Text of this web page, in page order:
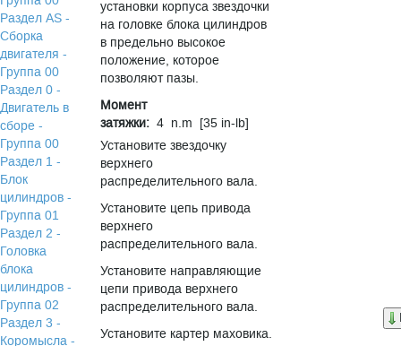
Раздел АS -
Сборка
двигателя -
Группа 00
Раздел 0 -
Двигатель в
сборе -
Группа 00
Раздел 1 -
Блок
цилиндров -
Группа 01
Раздел 2 -
Головка
блока
цилиндров -
Группа 02
Раздел 3 -
Коромысла -
установки корпуса звездочки
на головке блока цилиндров
в предельно высокое
положение, которое
позволяют пазы.
Момент
затяжки: 4 n.m [35 in-lb]
Установите звездочку
верхнего
распределительного вала.
Установите цепь привода
верхнего
распределительного вала.
Установите направляющие
цепи привода верхнего
распределительного вала.
Установите картер маховика.